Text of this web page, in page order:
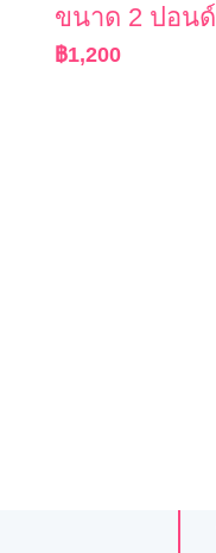
ขนาด 2 ปอนด์
฿1,200